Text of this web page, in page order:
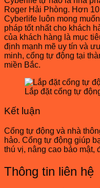
Roger Hải Phòng. Hơn
Cyberlife luôn mong
pháp tốt nhất cho khách
của khách hàng là mục
định mạnh mẽ uy tín và
minh, cổng tự động tại
miền Bắc.
Lắp đặt cổng tự
Kết luận
Cổng tự động và nhà
hảo. Cổng tự động giúp
thú vị, nâng cao bảo mật,
Thông tin liên hệ